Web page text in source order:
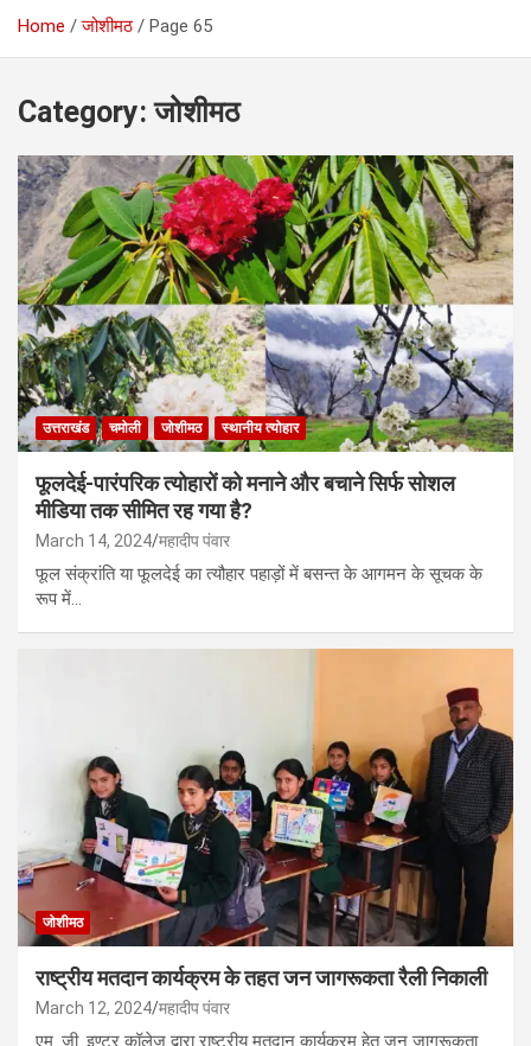
Home जोशीमठ Page 65
Category:जोशीमठ
उत्तराखंड चमोली जोशीमठ स्थानीय त्योहार
फूलदेई-पारंपरिक त्योहारों को मनाने और बचाने सिर्फ सोशल
मीडिया तक सीमित रह गया है?
March 14, 2024 महादीप पंवार
फूल संक्रांति या फूलदेई का त्यौहार पहाड़ों में बसन्त के आगमन के सूचक के
रूप में…
जोशीमठ
राष्ट्रीय मतदान कार्यक्रम के तहत जन जागरूकता रैली निकाली
March 12, 2024 महादीप पंवार
एम. जी. इण्टर कॉलेज द्वारा राष्ट्रीय मतदान कार्यक्रम हेतु जन जागरूकता